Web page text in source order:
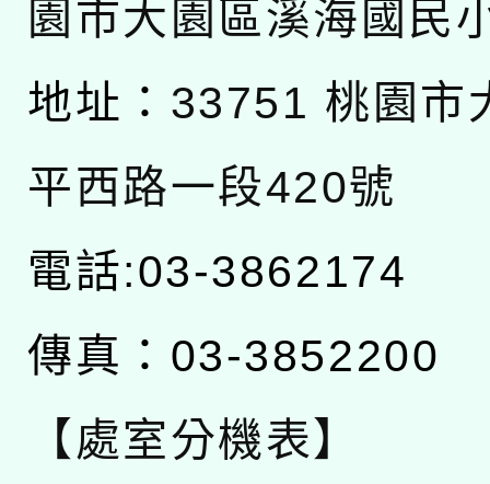
園市大園區溪海國民
地址： 33751 桃園市
平西路一段420號
電話:03-3862174
傳真：03-3852200
【處室分機表】